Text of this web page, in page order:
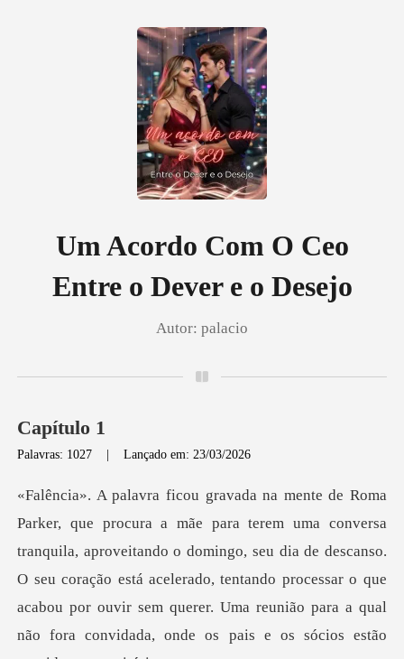
Histórico
Sair
Um Acordo Com O Ceo
Entre o Dever e o Desejo
Autor: palacio
Capítulo 1
Palavras: 1027 |Lançado em: 23/03/2026
aproveitando o domingo, seu dia de descanso.
O seu coração está acelerado, tentando processar o que
acabou por o